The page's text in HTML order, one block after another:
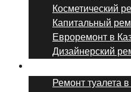
Косметический
Капитальный
Евроремонт в
Дизайнерский
Ремонт туалета